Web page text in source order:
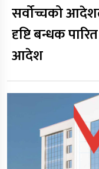
सर्वोच्चको
दृष्टि बन्धक
आदेश